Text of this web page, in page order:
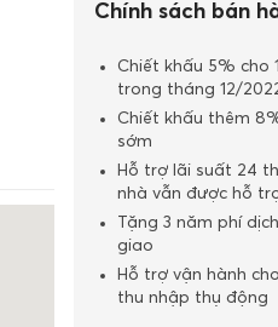
Chính sách bán
Chiết khấu 5% cho
trong tháng 12/
Chiết khấu thêm
sớm
Hỗ trợ lãi suất 24
nhà vẫn được hỗ
Tặng 3 năm phí
giao
Hỗ trợ vận hành
thu nhập thụ động